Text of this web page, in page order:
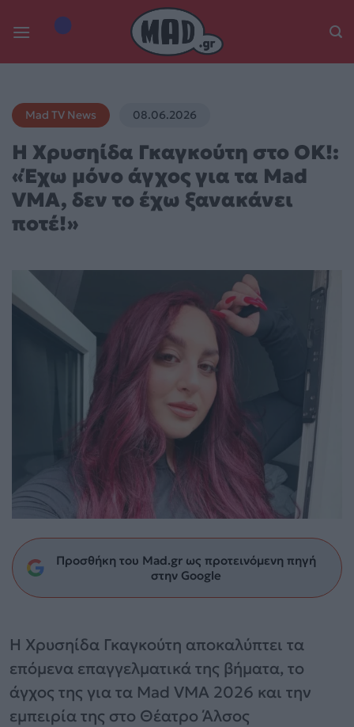
Mad TV News 08.06.2026
H Χρυσηίδα Γκαγκούτη στο OK!:
«Έχω μόνο άγχος για τα Mad
VMA, δεν το έχω ξανακάνει
ποτέ!»
Προσθήκη του Mad.gr ως προτεινόμενη πηγή
στην Google
Η Χρυσηίδα Γκαγκούτη αποκαλύπτει τα
επόμενα επαγγελματικά της βήματα, το
άγχος της για τα Mad VMA 2026 και την
εμπειρία της στο Θέατρο Άλσος